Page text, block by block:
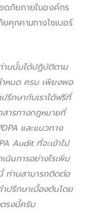
ดภัยภายในองค์กร
คุกคามทางไซเบอร์
านนั้นได้ปฏิบัติตาม
หนด ครบ เพียงพอ
กษากับเราได้ฟรีที่
สารทางกฎหมายที่
และแนวทาง
Audit ที่จะเข้าไป
นินการอย่างไรเพิ่ม
ท่านสามารถติดต่อ
ปรึกษาเบื้องต้นโดย
รงนี้ครับ